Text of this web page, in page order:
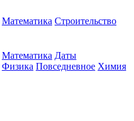
Математика Строительство
Математика Даты
Физика Повседневное Химия